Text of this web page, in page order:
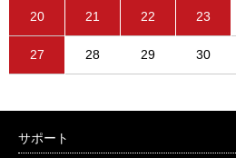
20 21 22 23
27 28 29 30
サポート